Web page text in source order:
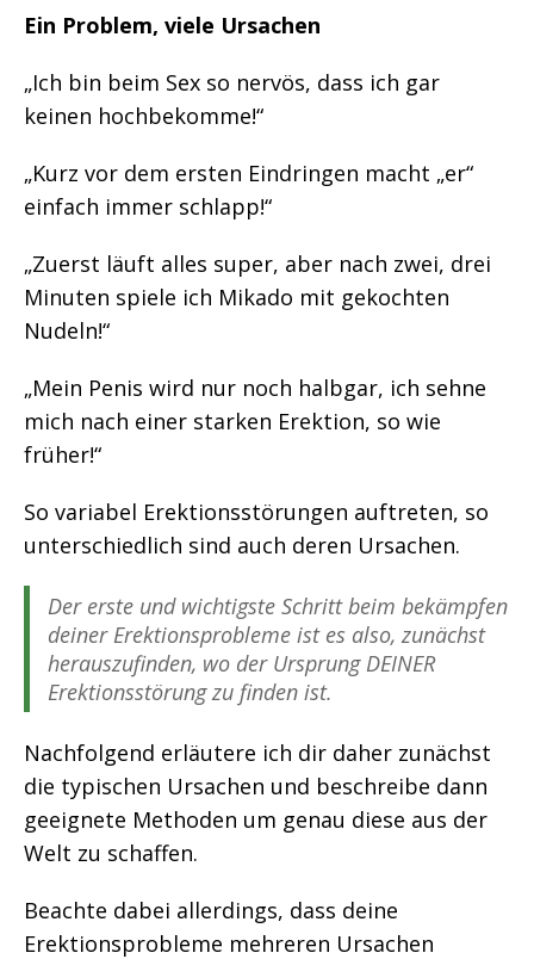
Ein Problem, viele Ursachen
„Ich bin beim Sex so nervös, dass ich gar
keinen hochbekomme!“
„Kurz vor dem ersten Eindringen macht „er“
einfach immer schlapp!“
„Zuerst läuft alles super, aber nach zwei, drei
Minuten spiele ich Mikado mit gekochten
Nudeln!“
„Mein Penis wird nur noch halbgar, ich sehne
mich nach einer starken Erektion, so wie
früher!“
So variabel Erektionsstörungen auftreten, so
unterschiedlich sind auch deren Ursachen.
Der erste und wichtigste Schritt beim bekämpfen
deiner Erektionsprobleme ist es also, zunächst
herauszufinden, wo der Ursprung DEINER
Erektionsstörung zu finden ist.
Nachfolgend erläutere ich dir daher zunächst
die typischen Ursachen und beschreibe dann
geeignete Methoden um genau diese aus der
Welt zu schaffen.
Beachte dabei allerdings, dass deine
Erektionsprobleme mehreren Ursachen